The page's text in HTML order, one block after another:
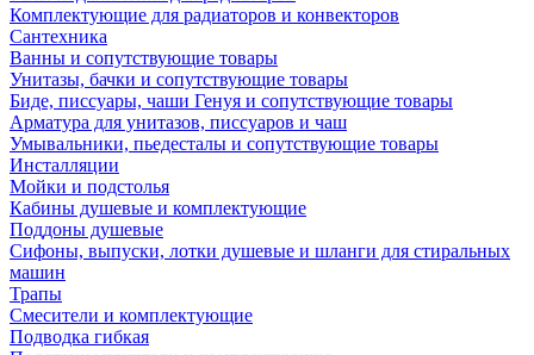
Комплектующие для радиаторов и конвекторов
Сантехника
Ванны и сопутствующие товары
Унитазы, бачки и сопутствующие товары
Биде, писсуары, чаши Генуя и сопутствующие товары
Арматура для унитазов, писсуаров и чаш
Умывальники, пьедесталы и сопутствующие товары
Инсталляции
Мойки и подстолья
Кабины душевые и комплектующие
Поддоны душевые
Сифоны, выпуски, лотки душевые и шланги для стиральных
машин
Трапы
Смесители и комплектующие
Подводка гибкая